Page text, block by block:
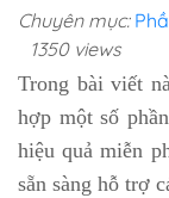
Chuyên mục:
1350 views
Trong bài viết
hợp một số
hiệu quả miễn
sẵn sàng hỗ trợ